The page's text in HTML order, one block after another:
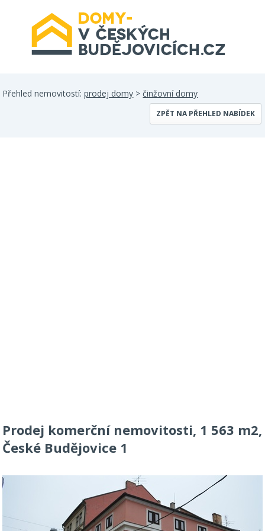
Přehled nemovitostí:prodej domy >činžovní domy
ZPĚT NA PŘEHLED NABÍDEK
Prodej komerční nemovitosti, 1 563 m2,
České Budějovice 1